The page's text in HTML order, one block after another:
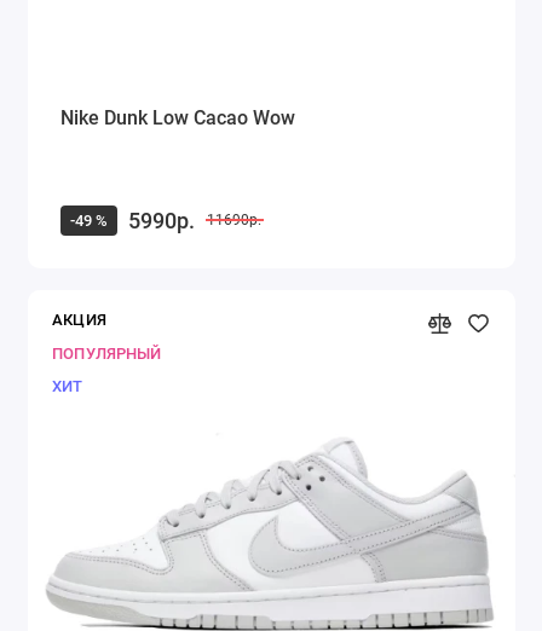
Nike Dunk Low Cacao Wow
-49 % 5990р. 11690р.
АКЦИЯ
ПОПУЛЯРНЫЙ
ХИТ